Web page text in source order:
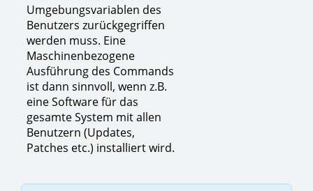
Umgebungsvariablen des
Benutzers zurückgegriffen
werden muss. Eine
Maschinenbezogene
Ausführung des Commands
ist dann sinnvoll, wenn z.B.
eine Software für das
gesamte System mit allen
Benutzern (Updates,
Patches etc.) installiert wird.